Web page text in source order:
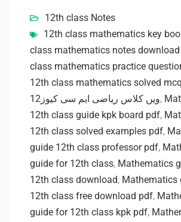
12th class Notes
12th class mathematics key
class mathematics notes
class mathematics practice
12th class mathematics solved
12ویں کلاس ریاضی ایم سی کیوز,
12th class guide kpk board pdf,
12th class solved examples pdf,
guide 12th class professor pdf,
guide for 12th class, Mathematics
12th class download, Mathematics
12th class free download pdf,
guide for 12th class kpk pdf,